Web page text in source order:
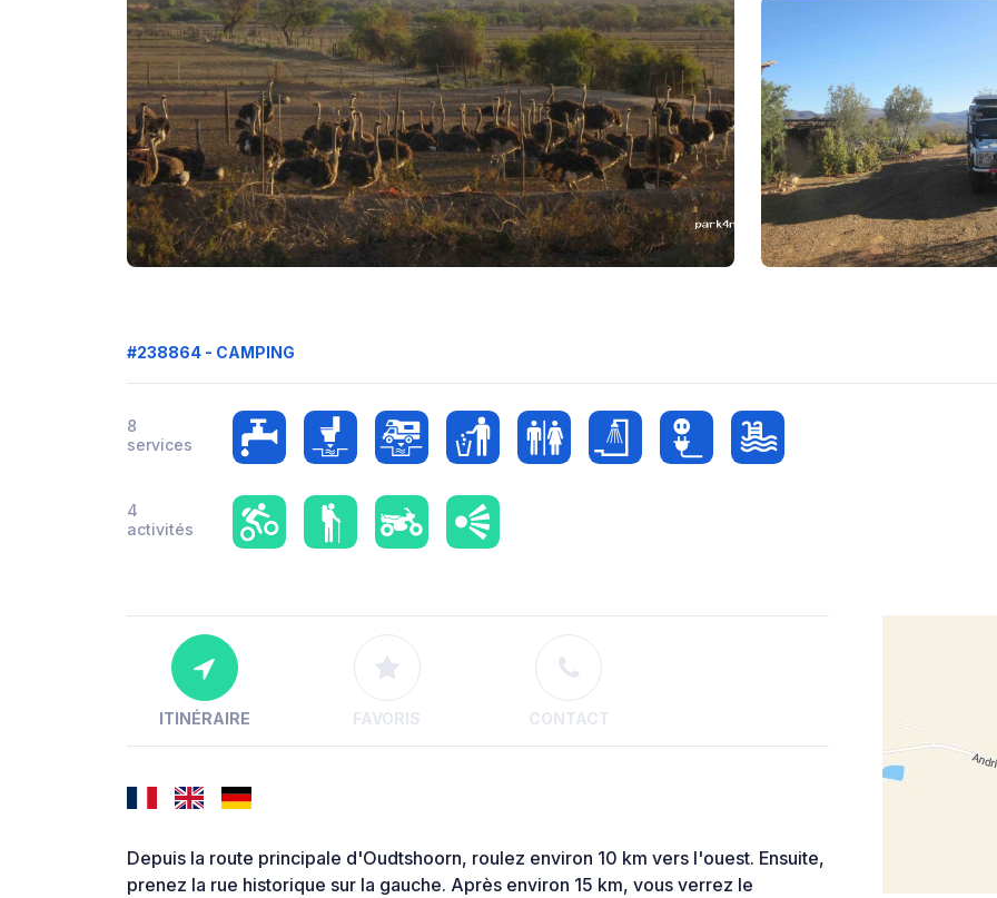
#238864 - CAMPING
8
services
4
activités
ITINÉRAIRE FAVORIS CONTACT
Depuis la route principale d'Oudtshoorn, roulez environ 10 km vers l'ouest. Ensuite,
prenez la rue historique sur la gauche. Après environ 15 km, vous verrez le